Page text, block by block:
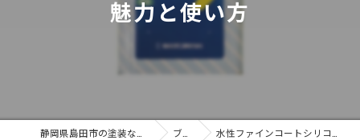
魅力と使い方
ブログ 水性ファインコートシリコンの魅力と使い方